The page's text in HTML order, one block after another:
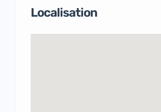
Localisation